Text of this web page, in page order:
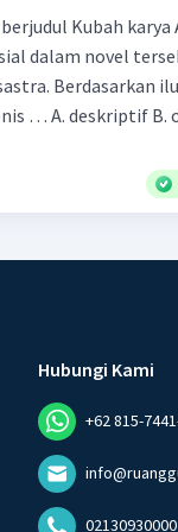
Kubah karya
dalam novel
tersebut,
B. objektif C.
Hubungi Kami
+62 815-
02130930000